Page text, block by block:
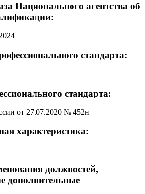
Национального агентства об
стандарта:
стандарта:
от 27.07.2020 № 452н
характеристика:
должностей,
дополнительные